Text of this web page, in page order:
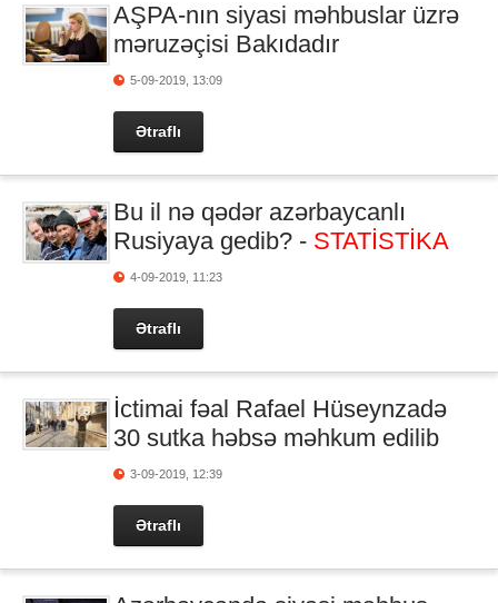
AŞPA-nın siyasi məhbuslar üzrə
məruzəçisi Bakıdadır
5-09-2019, 13:09
Ətraflı
Bu il nə qədər azərbaycanlı
Rusiyaya gedib? -STATİSTİKA
4-09-2019, 11:23
Ətraflı
İctimai fəal Rafael Hüseynzadə
30 sutka həbsə məhkum edilib
3-09-2019, 12:39
Ətraflı